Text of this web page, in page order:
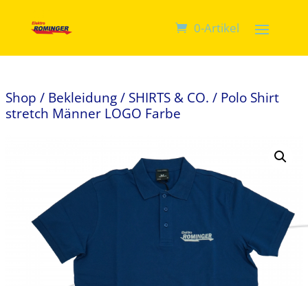
0-Artikel
Shop / Bekleidung/ SHIRTS & CO. / Polo Shirt
stretch Männer LOGO Farbe